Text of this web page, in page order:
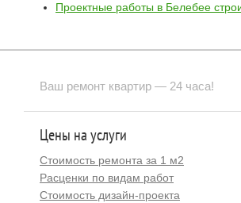
Проектные работы в Белебее
Ваш ремонт квартир — 24 часа!
Цены на услуги
Стоимость ремонта за 1 м2
Расценки по видам работ
Стоимость дизайн-проекта